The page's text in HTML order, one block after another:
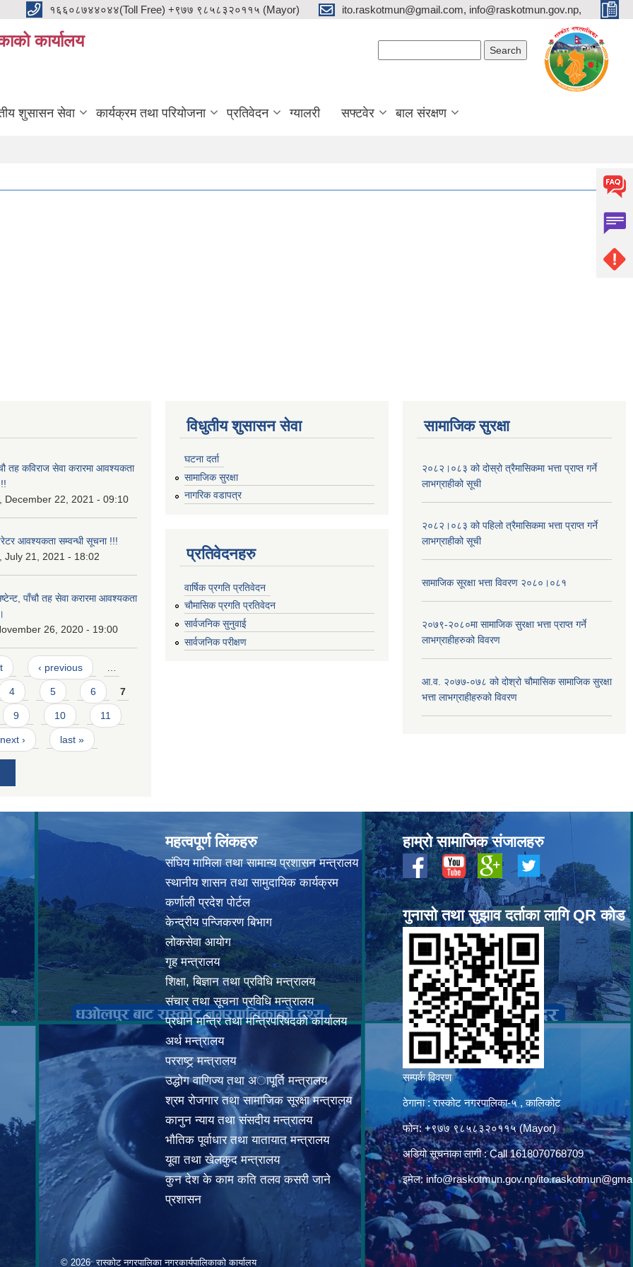
१६६०८७४४०४४(Toll Free) +९७७ ९८५८३२०११५ (Mayor) ito.raskotmun@gmail.com, info@raskotmun.gov.np,
कार्यालय
शुसासन सेवा कार्यक्रम तथा परियोजना प्रतिवेदन ग्यालरी सफ्टवेर बाल संरक्षण
तह कविराज सेवा करारमा आवश्यकता
December 22, 2021 - 09:10
आवश्यकता सम्वन्धी सूचना !!!
July 21, 2021 - 18:02
पाँचौ तह सेवा करारमा आवश्यकता
26, 2020 - 19:00
‹ previous
4 5 6 7
9 10 11
next › last »
विधुतीय शुसासन सेवा
घटना दर्ता
सामाजिक सुरक्षा
नागरिक वडापत्र
प्रतिवेदनहरु
वार्षिक प्रगति प्रतिवेदन
चौमासिक प्रगति प्रतिवेदन
सार्वजनिक सुनुवाई
सार्वजनिक परीक्षण
सामाजिक सुरक्षा
२०८२।०८३ को दोस्रो त्रैमासिकमा भत्ता प्राप्‍त गर्ने
लाभग्राहीको सूची
२०८२।०८३ को पहिलो त्रैमासिकमा भत्ता प्राप्‍त गर्ने
लाभग्राहीको सूची
सामाजिक सूरक्षा भत्ता विवरण २०८०।०८१
२०७९-२०८०मा सामाजिक सुरक्षा भत्ता प्राप्त गर्ने
लाभग्राहीहरुको विवरण
आ.व. २०७७-०७८ को दोश्रो चौमासिक सामाजिक सुरक्षा
भत्ता लाभग्राहीहरुको विवरण
महत्वपूर्ण लिंकहरु
संघिय मामिला तथा सामान्य प्रशासन मन्त्रालय
स्थानीय शासन तथा सामुदायिक कार्यक्रम
कर्णाली प्रदेश पोर्टल
केन्द्रीय पन्जिकरण बिभाग
लोकसेवा आयोग
गृह मन्त्रालय
शिक्षा, बिज्ञान तथा प्रविधि मन्त्रालय
संचार तथा सूचना प्रविधि मन्त्रालय
प्रधान मन्त्रि तथा मन्त्रिपरिषदको कार्यालय
अर्थ मन्त्रालय
परराष्ट्र् मन्त्रालय
उद्धोग वाणिज्य तथा अापूर्ति मन्त्रालय
श्रम रोजगार तथा सामाजिक सूरक्षा मन्त्रालय
कानुन न्याय तथा संसदीय मन्त्रालय
भाैतिक पूर्वाधार तथा यातायात मन्त्रालय
यूवा तथा खेलकुद मन्त्रालय
कुन देश के काम कति तलव कसरी जाने
प्रशासन
हाम्रो सामाजिक संजालहरु
गुनासो तथा सुझाव दर्ताका लागि QR कोड
सम्पर्क विवरण
ठेगाना : रास्कोट नगरपालिका-५ , कालिकोट
फोन: +९७७ ९८५८३२०११५ (Mayor)
अडियो सूचनाका लागी : Call 1618070768709
इमेल: info@raskotmun.gov.np/
© 2026 रास्कोट नगरपालिका नगरकार्यपालिकाको कार्यालय